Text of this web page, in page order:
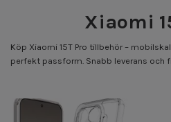
Xiaomi
Köp Xiaomi 15T Pro tillbehör –
perfekt passform. Snabb leverans och